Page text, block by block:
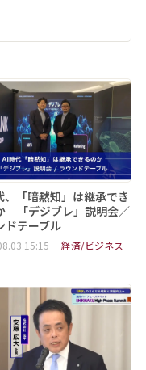
、「暗黙知」は継承でき
「デジブレ」説明会／
ドテーブル
15:15 経済/ビジネス